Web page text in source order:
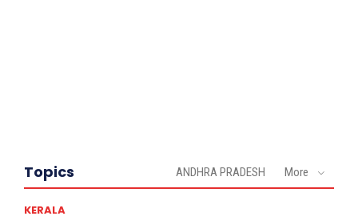
Topics ANDHRA PRADESH More
KERALA